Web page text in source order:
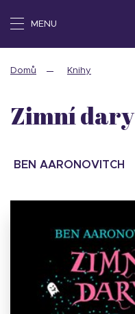
MENU
Domů Knihy
Zimní dary
BEN AARONOVITCH